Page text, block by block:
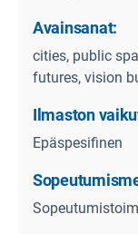
Avainsanat:
cities, public
futures, vision
Ilmaston
Epäspesifinen